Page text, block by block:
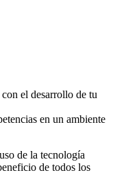
el desarrollo de tu
en un ambiente
de la tecnología
de todos los